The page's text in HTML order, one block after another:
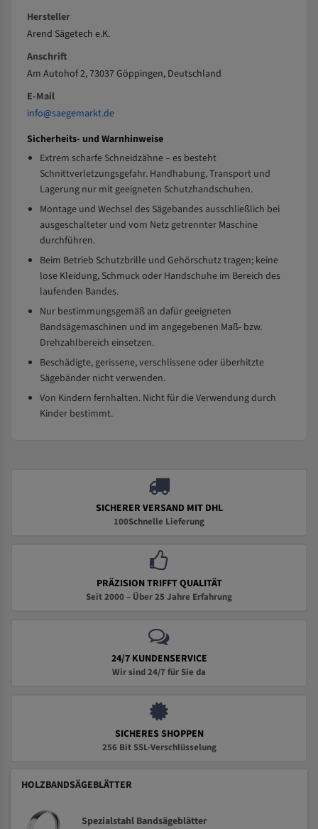
Hersteller
Arend Sägetech e.K.
Anschrift
Am Autohof 2, 73037 Göppingen, Deutschland
E-Mail
info@saegemarkt.de
Sicherheits- und Warnhinweise
Extrem scharfe Schneidzähne – es besteht
Schnittverletzungsgefahr. Handhabung, Transport und
Lagerung nur mit geeigneten Schutzhandschuhen.
Montage und Wechsel des Sägebandes ausschließlich bei
ausgeschalteter und vom Netz getrennter Maschine
durchführen.
Beim Betrieb Schutzbrille und Gehörschutz tragen; keine
lose Kleidung, Schmuck oder Handschuhe im Bereich des
laufenden Bandes.
Nur bestimmungsgemäß an dafür geeigneten
Bandsägemaschinen und im angegebenen Maß- bzw.
Drehzahlbereich einsetzen.
Beschädigte, gerissene, verschlissene oder überhitzte
Sägebänder nicht verwenden.
Von Kindern fernhalten. Nicht für die Verwendung durch
Kinder bestimmt.
SICHERER VERSAND MIT DHL
100Schnelle Lieferung
PRÄZISION TRIFFT QUALITÄT
Seit 2000 – Über 25 Jahre Erfahrung
24/7 KUNDENSERVICE
Wir sind 24/7 für Sie da
SICHERES SHOPPEN
256 Bit SSL-Verschlüsselung
HOLZBANDSÄGEBLÄTTER
Spezialstahl Bandsägeblätter